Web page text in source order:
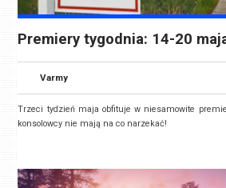
Premiery tygodnia: 14-20
Varmy
Trzeci tydzień maja obfituje w niesamowite
konsolowcy nie mają na co narzekać!